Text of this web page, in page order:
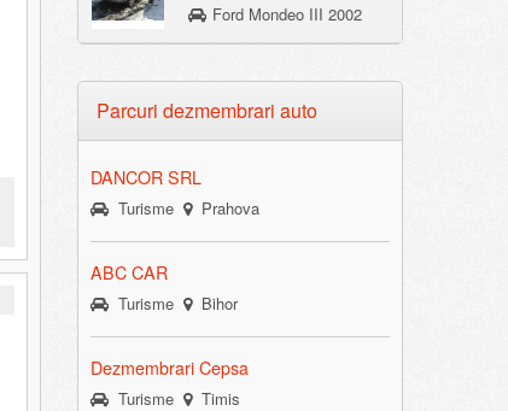
Ford Mondeo III 2002
Parcuri dezmembrari auto
DANCOR SRL
Turisme Prahova
ABC CAR
Turisme Bihor
Dezmembrari Cepsa
Turisme Timis